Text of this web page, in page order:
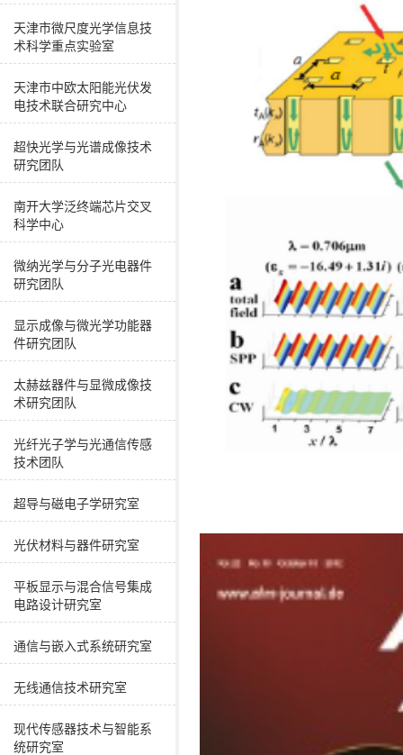
天津市微尺度光学信息技
术科学重点实验室
天津市中欧太阳能光伏发
电技术联合研究中心
超快光学与光谱成像技术
研究团队
南开大学泛终端芯片交叉
科学中心
微纳光学与分子光电器件
研究团队
显示成像与微光学功能器
件研究团队
太赫兹器件与显微成像技
术研究团队
光纤光子学与光通信传感
技术团队
超导与磁电子学研究室
光伏材料与器件研究室
平板显示与混合信号集成
电路设计研究室
通信与嵌入式系统研究室
无线通信技术研究室
现代传感器技术与智能系
统研究室